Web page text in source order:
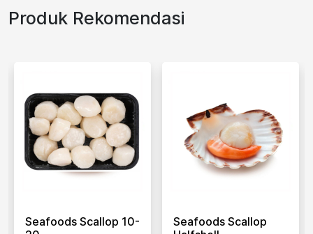
Produk Rekomendasi
Seafoods Scallop 10-
Seafoods Scallop